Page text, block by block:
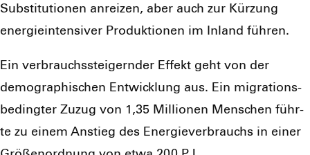
Sub­sti­tu­tio­nen anrei­zen, aber auch zur Kür­zung
ener­gie­in­ten­si­ver Pro­duk­tio­nen im Inland füh­ren.
Ein ver­brauchs­stei­gern­der Effekt geht von der
demo­gra­phi­schen Ent­wick­lung aus. Ein migra­ti­ons­
be­ding­ter Zuzug von 1,35 Mil­lio­nen Men­schen führ­
te zu einem Anstieg des Ener­gie­ver­brauchs in einer